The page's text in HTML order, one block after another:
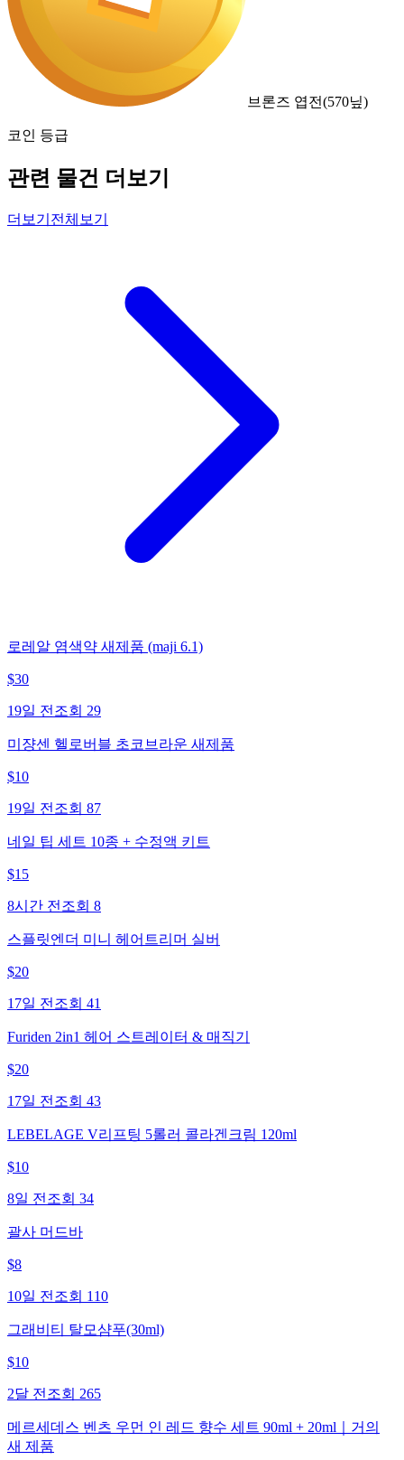
브론즈 엽전(570닢)
코인 등급
관련 물건 더보기
더보기 전체보기
로레알 염색약 새제품 (maji 6.1)
$30
19일 전 조회 29
미쟝센 헬로버블 초코브라운 새제품
$10
19일 전 조회 87
네일 팁 세트 10종 + 수정액 키트
$15
8시간 전 조회 8
스플릿엔더 미니 헤어트리머 실버
$20
17일 전 조회 41
Furiden 2in1 헤어 스트레이터 & 매직기
$20
17일 전 조회 43
LEBELAGE V리프팅 5롤러 콜라겐크림 120ml
$10
8일 전 조회 34
괄사 머드바
$8
10일 전 조회 110
그래비티 탈모샴푸(30ml)
$10
2달 전 조회 265
메르세데스 벤츠 우먼 인 레드 향수 세트 90ml + 20ml｜거의
새 제품